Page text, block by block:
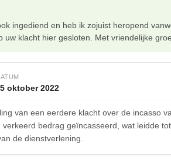
ingediend en heb ik zojuist heropend
klacht hier gesloten. Met vriendelijke
oktober 2022
van een eerdere klacht over de incasso
bedrag geïncasseerd, wat leidde
de dienstverlening.